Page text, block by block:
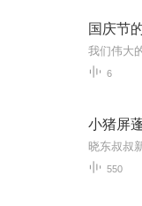
国庆节
6
550